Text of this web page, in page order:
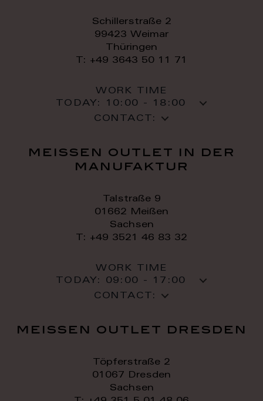
Schillerstraße 2
99423 Weimar
Thüringen
T: +49 3643 50 11 71
WORK TIME
TODAY:
10:00 - 18:00
CONTACT:
meissen outlet in der
manufaktur
Talstraße 9
01662 Meißen
Sachsen
T: +49 3521 46 83 32
WORK TIME
TODAY: 09:00 - 17:00
CONTACT:
meissen outlet dresden
Töpferstraße 2
01067 Dresden
Sachsen